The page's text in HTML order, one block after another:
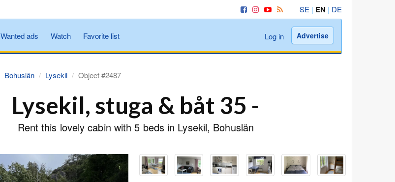
SE | EN | DE
Wanted ads Watch Favorite list Log in Advertise
Bohuslän Lysekil Object #2487
Lysekil, stuga & båt 35 -
Rent this lovely cabin with 5 beds in Lysekil, Bohuslän